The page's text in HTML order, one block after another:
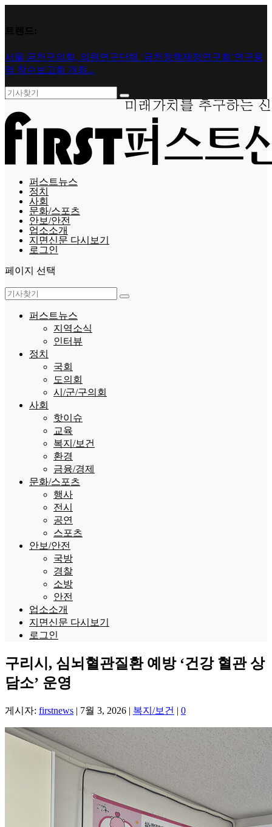
서울 금천구의회, 의원연구단체 ‘금천정책재정연구회’연구용
역 착수보고회 개최...
퍼스트뉴스
정치
사회
문화/스포츠
안보/안전
업소소개
지면신문 다시보기
로그인
페이지 선택
퍼스트뉴스
지역소식
인터뷰
정치
국회
도의회
시/군/구의회
사회
핫이슈
교육
복지/보건
환경
금융/경제
문화/스포츠
행사
전시
공연
스포츠
안보/안전
국방
경찰
소방
안전
업소소개
지면신문 다시보기
로그인
구리시, 심뇌혈관질환 예방 ‘건강 혈관 상
담소’ 운영
게시자: firstnews | 7월 3, 2026 | 복지/보건 | 0